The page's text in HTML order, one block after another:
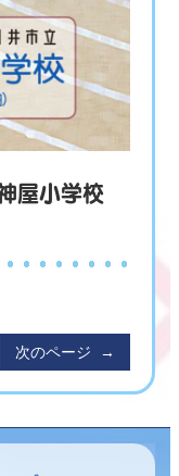
屋小学校
次のページ →